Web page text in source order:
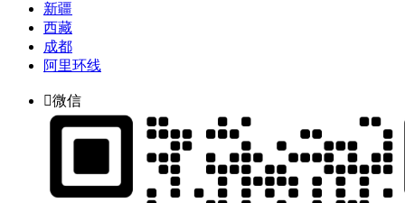
新疆
西藏
成都
阿里环线
微信